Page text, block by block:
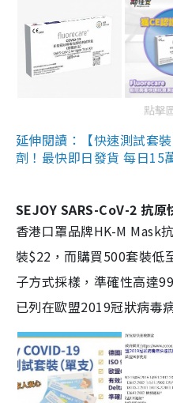
點擊
延伸閱讀：【快速測試套
劑！最快即日發貨 每日15
SEJOY SARS-CoV-2 抗原
香港口罩品牌HK-M Mask
裝$22，而購買500套裝低
子方式採樣，準確性高達
已列在歐盟2019冠狀病毒